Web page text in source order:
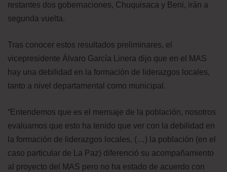
restantes dos gobernaciones, Chuquisaca y Beni, irán a
segunda vuelta.
Tras conocer estos resultados preliminares, el
vicepresidente Álvaro García Linera dijo que en el MAS
hay una debilidad en la formación de liderazgos locales,
tanto a nivel departamental como municipal.
“Entendemos que es el mensaje de la población, nosotros
evaluamos que esto ha tenido que ver con la debilidad en
la formación de liderazgos locales, (…) la población (en el
caso particular de La Paz) diferenció su acompañamiento
al proyecto del MAS pero no ha estado de acuerdo con